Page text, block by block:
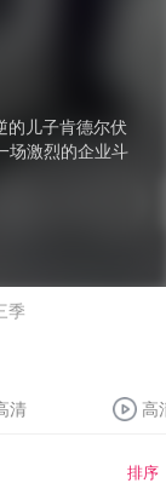
的儿子肯德尔伏
场激烈的企业斗
季
清 高
排序